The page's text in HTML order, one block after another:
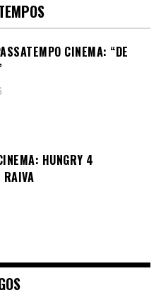
CINEMA: “DE
HUNGRY 4
RAIVA